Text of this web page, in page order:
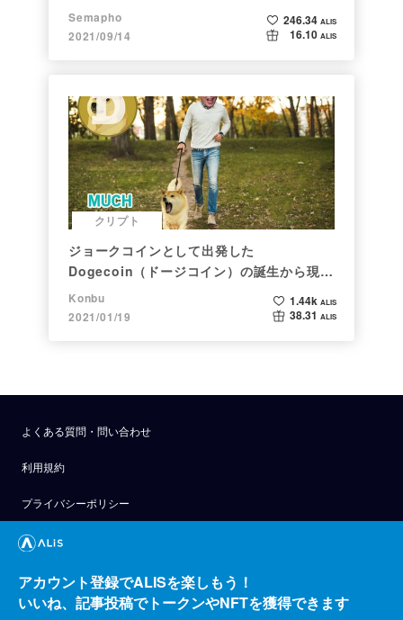
Semapho
2021/09/14
246.34 ALIS
16.10 ALIS
クリプト
ジョークコインとして出発した
Dogecoin（ドージコイン）の誕生から現在
まで。注目される非証券性🐶
Konbu
2021/01/19
1.44k ALIS
38.31 ALIS
よくある質問・問い合わせ
利用規約
プライバシーポリシー
公式アナウンス
技術ブログ
API
アカウント登録でALISを楽しもう！
いいね、記事投稿でトークンやNFTを獲得できます